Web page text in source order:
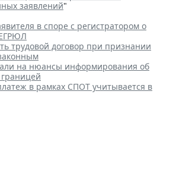
заявлений"
в споре с регистратором о
трудовой договор при признании
на нюансы информирования об
в рамках СПОТ учитывается в